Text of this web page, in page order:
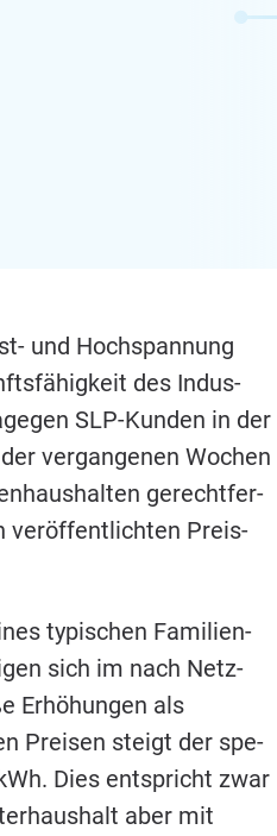
und Hoch­span­nung
des Indus­
SLP-Kun­den in der
ver­gan­ge­nen Wochen
gerecht­fer­
ver­öf­fent­lich­ten Preis­
typi­schen Fami­li­en­
sich im nach Netz­
Erhö­hun­gen als
Prei­sen steigt der spe­
Dies ent­spricht zwar
aber mit